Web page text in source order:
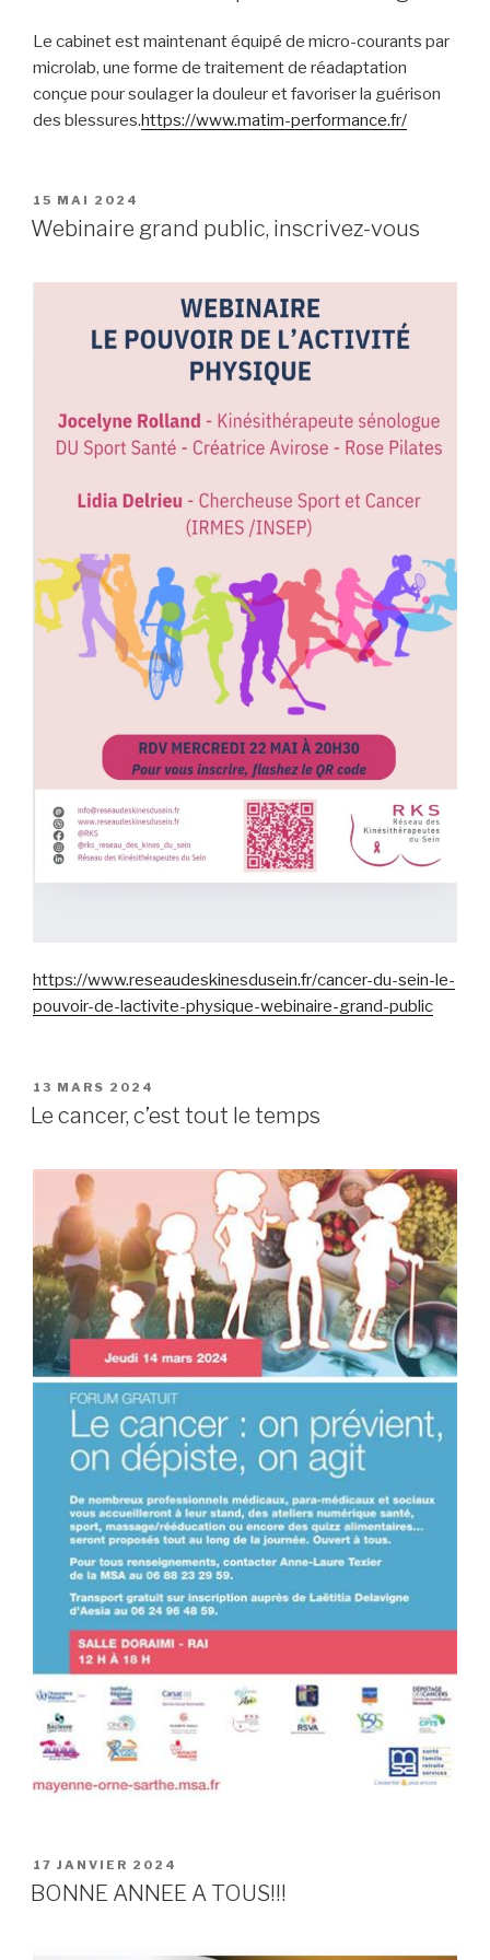
Le cabinet est maintenant équipé de micro-courants par
microlab, une forme de traitement de réadaptation
conçue pour soulager la douleur et favoriser la guérison
des blessures.https://www.matim-performance.fr/
PUBLIÉ
LE
15 MAI 2024
Webinaire grand public, inscrivez-vous
https://www.reseaudeskinesdusein.fr/cancer-du-sein-le-
pouvoir-de-lactivite-physique-webinaire-grand-public
PUBLIÉ
LE
13 MARS 2024
Le cancer, c’est tout le temps
PUBLIÉ
LE
17 JANVIER 2024
BONNE ANNEE A TOUS!!!